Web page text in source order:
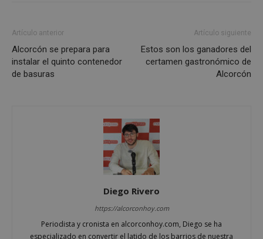
Artículo anterior
Alcorcón se prepara para
instalar el quinto contenedor
de basuras
Artículo siguiente
Estos son los ganadores del
certamen gastronómico de
Alcorcón
Diego Rivero
https://alcorconhoy.com
Periodista y cronista en alcorconhoy.com, Diego se ha
especializado en convertir el latido de los barrios de nuestra
Cookies no clasificadas
Cookies estrictamente necesarias
Cookies de rendimiento
Cookies de preferencias
Las cookies estrictamente necesarias permiten la
funcionalidad principal del sitio web, como el